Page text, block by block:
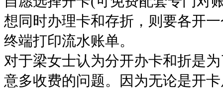
想同时办理卡和存折，则要各开
终端打印流水账单。
对于梁女士认为分开办卡和折是
意多收费的问题。因为无论是开